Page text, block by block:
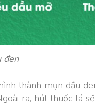
đen
thành mụn đầu
ra, hút thuốc lá